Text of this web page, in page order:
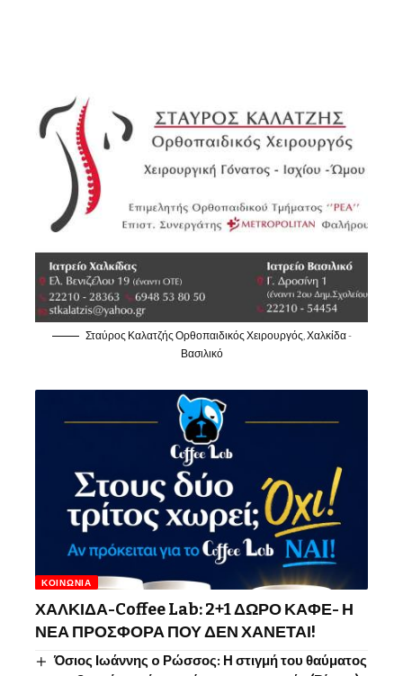
Σταύρος Καλατζής Ορθοπαιδικός Χειρουργός, Χαλκίδα -
Βασιλικό
ΚΟΙΝΩΝΊΑ
ΧΑΛΚΙΔΑ-Coffee Lab: 2+1 ΔΩΡΟ ΚΑΦΕ- Η
ΝΕΑ ΠΡΟΣΦΟΡΑ ΠΟΥ ΔΕΝ ΧΑΝΕΤΑΙ!
Όσιος Ιωάννης o Ρώσσος: Η στιγμή του θαύματος